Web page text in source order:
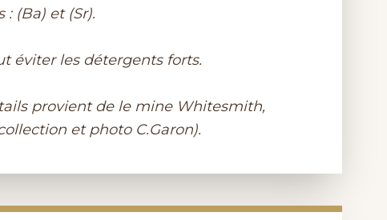
(Ba) et (Sr).
éviter les détergents forts.
provient de le mine Whitesmith,
et photo C.Garon).